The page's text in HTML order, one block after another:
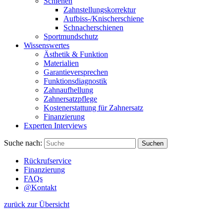
Zahnstellungskorrektur
Aufbiss-/Knischerschiene
Schnacherschienen
Sportmundschutz
Wissenswertes
Ästhetik & Funktion
Materialien
Garantieversprechen
Funktionsdiagnostik
Zahnaufhellung
Zahnersatzpflege
Kostenerstattung für Zahnersatz
Finanzierung
Experten Interviews
Suche nach: Suchen
Rückrufservice
Finanzierung
FAQs
@Kontakt
zurück zur Übersicht